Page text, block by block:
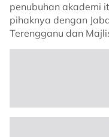
penubuhan akademi
pihaknya dengan
Terengganu dan